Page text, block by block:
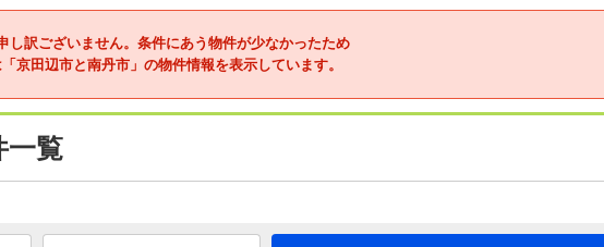
し訳ございません。条件にあう物件が少なかったため
京田辺市と南丹市」の物件情報を表示しています。
一覧